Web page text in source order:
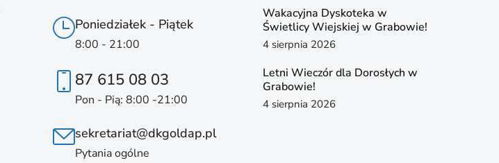
Poniedziałek - Piątek
8:00 - 21:00
87 615 08 03
Pon - Pią: 8:00 -21:00
sekretariat@dkgoldap.pl
Pytania ogólne
Wakacyjna Dyskoteka w
Świetlicy Wiejskiej w Grabowie!
4 sierpnia 2026
Letni Wieczór dla Dorosłych w
Grabowie!
4 sierpnia 2026